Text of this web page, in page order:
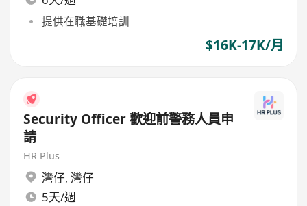
提供在職基礎培訓
$16K-17K/月
Security Officer 歡迎前警務人員申
請
HR Plus
灣仔, 灣仔
5天/週